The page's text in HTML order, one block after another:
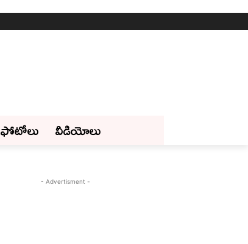
ఫోటోలు వీడియోలు
- Advertisment -